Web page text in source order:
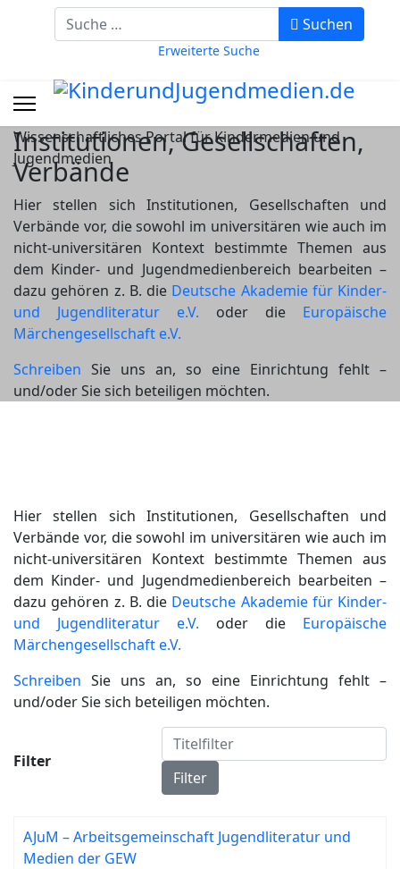
Suchbegriff eingeben
Suchen
Erweiterte Suche
Wissenschaftliches Portal für Kindermedien und
Jugendmedien
Institutionen, Gesellschaften,
Verbände
Hier stellen sich Institutionen, Gesellschaften und
Verbände vor, die sowohl im universitären wie auch im
nicht-universitären Kontext bestimmte Themen aus
dem Kinder- und Jugendmedienbereich bearbeiten –
dazu gehören z. B. die Deutsche Akademie für Kinder-
und Jugendliteratur e.V. oder die Europäische
Märchengesellschaft e.V.
Schreiben Sie uns an, so eine Einrichtung fehlt –
und/oder Sie sich beteiligen möchten.
Hier stellen sich Institutionen, Gesellschaften und
Verbände vor, die sowohl im universitären wie auch im
nicht-universitären Kontext bestimmte Themen aus
dem Kinder- und Jugendmedienbereich bearbeiten –
dazu gehören z. B. die Deutsche Akademie für Kinder-
und Jugendliteratur e.V. oder die Europäische
Märchengesellschaft e.V.
Schreiben Sie uns an, so eine Einrichtung fehlt –
und/oder Sie sich beteiligen möchten.
Filter
Titelfilter
Filter
AJuM – Arbeitsgemeinschaft Jugendliteratur und
Medien der GEW